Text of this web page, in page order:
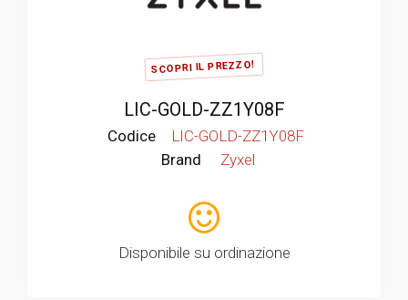
SCOPRI IL PREZZO!
LIC-GOLD-ZZ1Y08F
Codice
LIC-GOLD-ZZ1Y08F
Brand
Zyxel
Disponibile su ordinazione